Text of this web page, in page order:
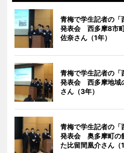
青梅で学生記者の
発表会 西多摩8市
佐奈さん（1年）
青梅で学生記者の
発表会 西多摩地域
さん（3年）
青梅で学生記者の
発表会 奥多摩町の
た比留間凰介さん（1